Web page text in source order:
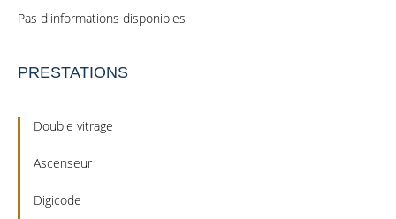
Pas d'informations disponibles
PRESTATIONS
Double vitrage
Ascenseur
Digicode